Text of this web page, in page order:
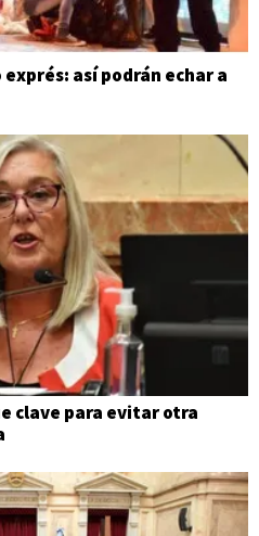
así podrán echar a
clave para evitar otra